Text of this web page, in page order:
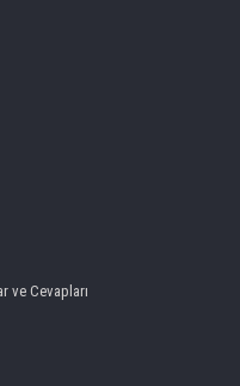
ve Cevapları